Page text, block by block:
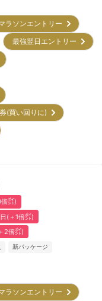
ラソンエントリー
最強翌日エントリー
(買い回りに)
㌽)
(＋1倍㌽)
2倍㌽)
新パッケージ
ラソンエントリー